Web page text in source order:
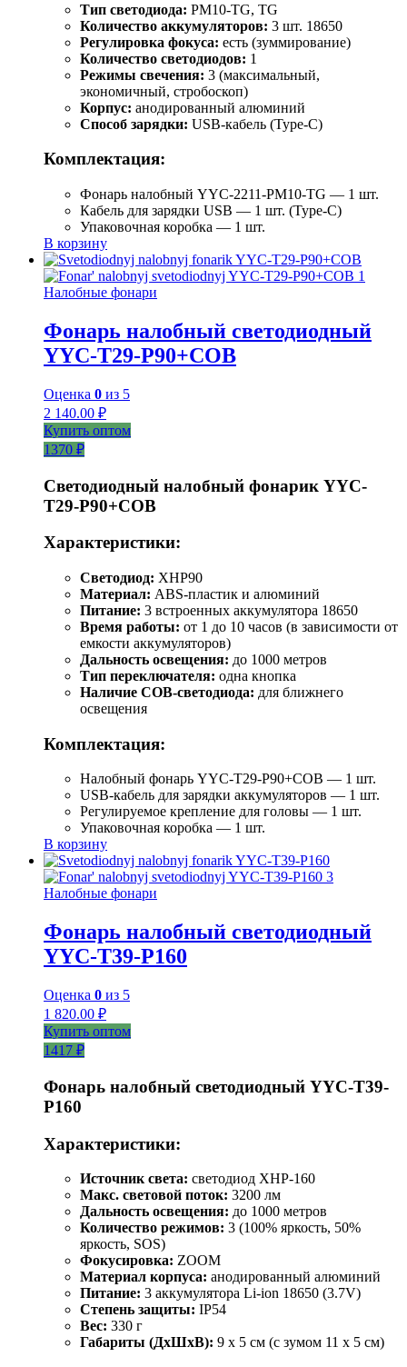
Тип светодиода: PM10-TG, TG
Количество аккумуляторов: 3 шт. 18650
Регулировка фокуса: есть (зуммирование)
Количество светодиодов: 1
Режимы свечения: 3 (максимальный,
экономичный, стробоскоп)
Корпус: анодированный алюминий
Способ зарядки: USB-кабель (Type-C)
Комплектация:
Фонарь налобный YYC-2211-PM10-TG — 1 шт.
Кабель для зарядки USB — 1 шт. (Type-C)
Упаковочная коробка — 1 шт.
В корзину
Налобные фонари
Фонарь налобный светодиодный
YYC-T29-P90+COB
Оценка 0 из 5
2 140.00 ₽
Купить оптом
1370 ₽
Светодиодный налобный фонарик YYC-
T29-P90+COB
Характеристики:
Светодиод: XHP90
Материал: ABS-пластик и алюминий
Питание: 3 встроенных аккумулятора 18650
Время работы: от 1 до 10 часов (в зависимости от
емкости аккумуляторов)
Дальность освещения: до 1000 метров
Тип переключателя: одна кнопка
Наличие COB-светодиода: для ближнего
освещения
Комплектация:
Налобный фонарь YYC-T29-P90+COB — 1 шт.
USB-кабель для зарядки аккумуляторов — 1 шт.
Регулируемое крепление для головы — 1 шт.
Упаковочная коробка — 1 шт.
В корзину
Налобные фонари
Фонарь налобный светодиодный
YYC-T39-P160
Оценка 0 из 5
1 820.00 ₽
Купить оптом
1417 ₽
Фонарь налобный светодиодный YYC-T39-
P160
Характеристики:
Источник света: светодиод XHP-160
Макс. световой поток: 3200 лм
Дальность освещения: до 1000 метров
Количество режимов: 3 (100% яркость, 50%
яркость, SOS)
Фокусировка: ZOOM
Материал корпуса: анодированный алюминий
Питание: 3 аккумулятора Li-ion 18650 (3.7V)
Степень защиты: IP54
Вес: 330 г
Габариты (ДхШхВ): 9 x 5 см (с зумом 11 x 5 см)